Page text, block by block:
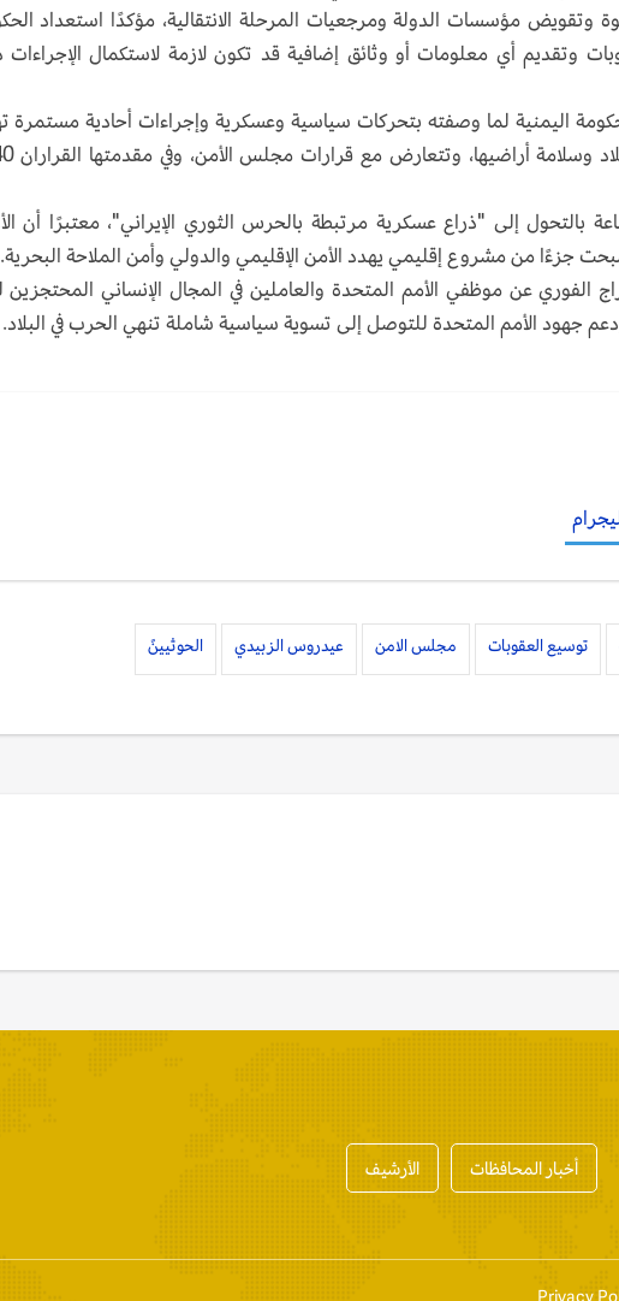
وتقويض مؤسسات الدولة ومرجعيات المرحلة الانتقالية، مؤكدًا استعداد
وتقديم أي معلومات أو وثائق إضافية قد تكون لازمة لاستكمال
اليمنية لما وصفته بتحركات سياسية وعسكرية وإجراءات أحادية مستمرة
جهود التهدئة ووحدة اليمن
بالتحول إلى "ذراع عسكرية مرتبطة بالحرس الثوري الإيراني"، معتبرًا أن
جزءًا من مشروع إقليمي يهدد الأمن الإقليمي والدولي وأمن الملاحة البحرية.
الفوري عن موظفي الأمم المتحدة والعاملين في المجال الإنساني
جهود الأمم المتحدة للتوصل إلى تسوية سياسية شاملة تنهي الحرب في البلاد.
توسيع العقوبات مجلس الامن عيدروس الزبيدي الحوثيينً
أخبار المحافظات الأرشيف